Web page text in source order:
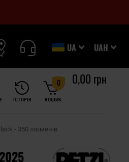
UAH
UA
ІСТОРІЯ КОШИК
0 0,00 грн
- 350 люменів